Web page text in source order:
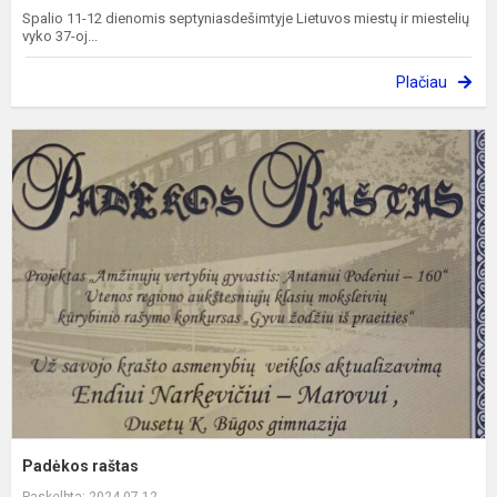
Spalio 11-12 dienomis septyniasdešimtyje Lietuvos miestų ir miestelių
vyko 37-oj...
Plačiau
Padėkos raštas